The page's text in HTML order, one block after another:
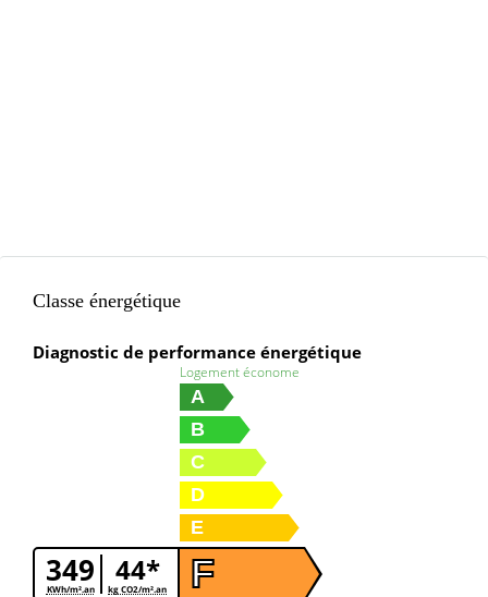
Classe énergétique
Diagnostic de performance énergétique
349
KWh/m².an
44*
kg CO2/m².an
Logement économe
A
B
C
D
E
F